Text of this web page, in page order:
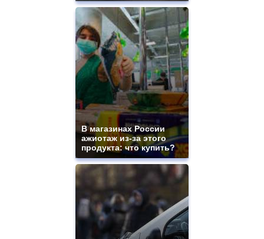
В магазинах России
ажиотаж из-за этого
продукта: что купить?